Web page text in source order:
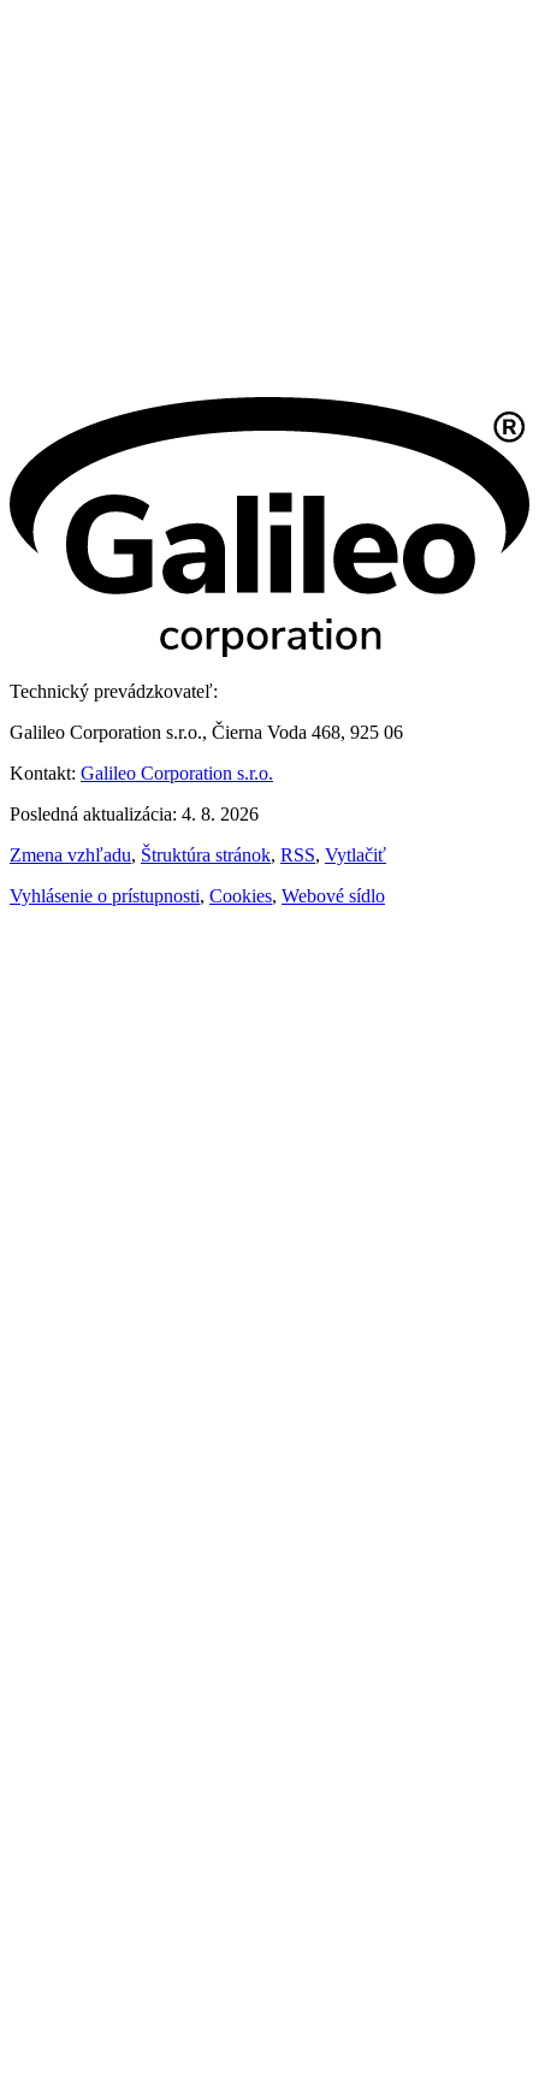
Technický prevádzkovateľ:
Galileo Corporation s.r.o., Čierna Voda 468, 925 06
Kontakt: Galileo Corporation s.r.o.
Posledná aktualizácia: 4. 8. 2026
Zmena vzhľadu, Štruktúra stránok, RSS, Vytlačiť
Vyhlásenie o prístupnosti, Cookies, Webové sídlo